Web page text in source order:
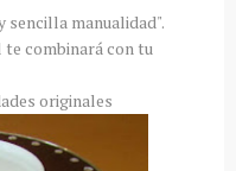
sencilla manualidad".
combinará con tu
originales